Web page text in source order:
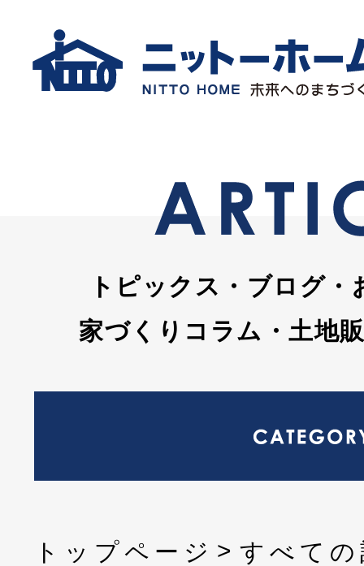
トピックス・ブログ・
家づくりコラム・土地
トップページ
すべて